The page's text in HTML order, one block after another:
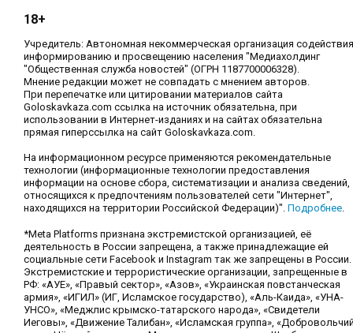
18+
Учредитель: Автономная некоммерческая организация содействия
информированию и просвещению населения "Медиахолдинг
"Общественная служба новостей" (ОГРН 1187700006328).
Мнение редакции может не совпадать с мнением авторов.
При перепечатке или цитировании материалов сайта
Goloskavkaza.com ссылка на источник обязательна, при
использовании в Интернет-изданиях и на сайтах обязательна
прямая гиперссылка на сайт Goloskavkaza.com.
На информационном ресурсе применяются рекомендательные
технологии (информационные технологии предоставления
информации на основе сбора, систематизации и анализа сведений,
относящихся к предпочтениям пользователей сети "Интернет",
находящихся на территории Российской Федерации)". Подробнее.
*Meta Platforms признана экстремистской организацией, её
деятельность в России запрещена, а также принадлежащие ей
социальные сети Facebook и Instagram так же запрещены в России.
Экстремистские и террористические организации, запрещенные в
РФ: «АУЕ», «Правый сектор», «Азов», «Украинская повстанческая
армия», «ИГИЛ» (ИГ, Исламское государство), «Аль-Каида», «УНА-
УНСО», «Меджлис крымско-татарского народа», «Свидетели
Иеговы», «Движение Талибан», «Исламская группа»,